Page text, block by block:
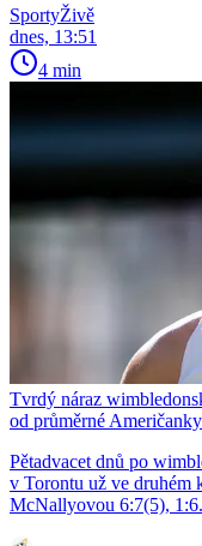
SportyŽivě
dnes, 13:51
4 min
Tvrdý náraz
od průměrné Američanky
Pětadvacet dnů po
v Torontu už ve druhém
McNallyovou 6:7(5), 1:6.